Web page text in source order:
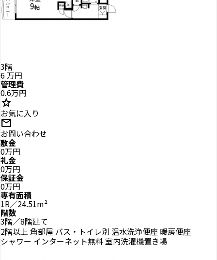
3階
6万円
管理費
0.6万円
star
お気に入り
mail
お問い合わせ
敷金
0万円
礼金
0万円
保証金
0万円
専有面積
1R／24.51m²
階数
3階／8階建て
2階以上 角部屋 バス・トイレ別 温水洗浄便座 暖房便座
シャワー インターネット無料 室内洗濯機置き場